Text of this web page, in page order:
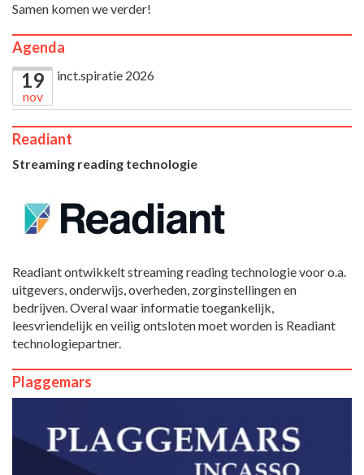
Samen komen we verder!
Agenda
19
nov
inct.spiratie 2026
Readiant
Streaming reading technologie
Readiant ontwikkelt streaming reading technologie voor o.a.
uitgevers, onderwijs, overheden, zorginstellingen en
bedrijven. Overal waar informatie toegankelijk,
leesvriendelijk en veilig ontsloten moet worden is Readiant
technologiepartner.
Plaggemars